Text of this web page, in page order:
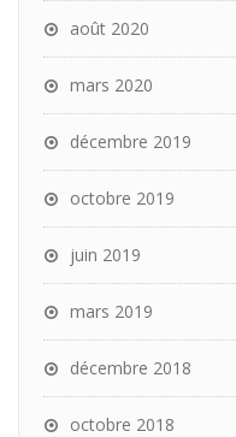
août 2020
mars 2020
décembre 2019
octobre 2019
juin 2019
mars 2019
décembre 2018
octobre 2018